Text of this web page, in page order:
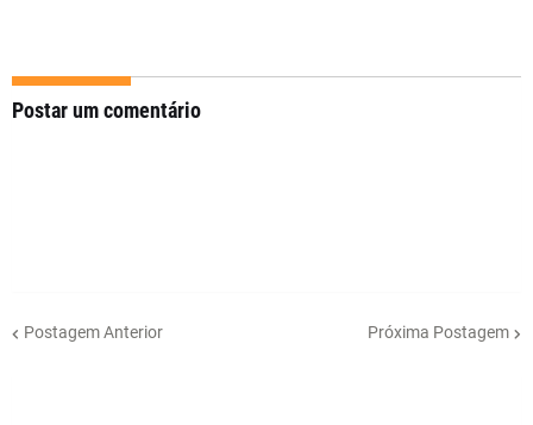
Postar um comentário
Postagem Anterior Próxima Postagem